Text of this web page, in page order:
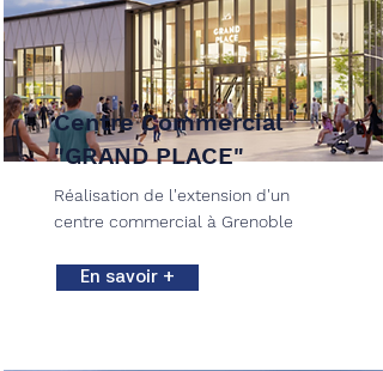
Centre Commercial
"GRAND PLACE"
Réalisation de l'extension d'un
centre commercial à Grenoble
En savoir +